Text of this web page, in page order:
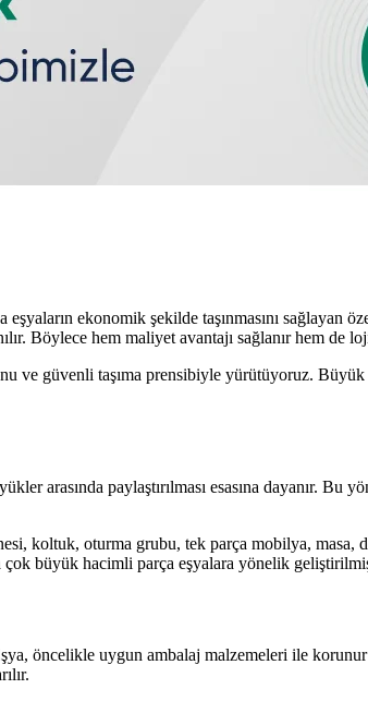
ekonomik şekilde taşınmasını
Böylece hem maliyet avantajı sağlanır hem de
ve güvenli taşıma prensibiyle yürütüyoruz.
arasında paylaştırılması esasına dayanır.
koltuk, oturma grubu, tek parça mobilya, masa,
büyük hacimli parça eşyalara yönelik
öncelikle uygun ambalaj malzemeleri ile